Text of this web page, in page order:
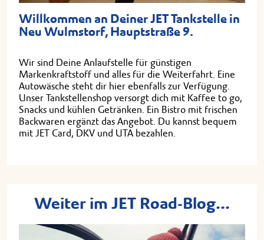
Willkommen an Deiner JET Tankstelle in
Neu Wulmstorf, Hauptstraße 9.
Wir sind Deine Anlaufstelle für günstigen
Markenkraftstoff und alles für die Weiterfahrt. Eine
Autowäsche steht dir hier ebenfalls zur Verfügung.
Unser Tankstellenshop versorgt dich mit Kaffee to go,
Snacks und kühlen Getränken. Ein Bistro mit frischen
Backwaren ergänzt das Angebot. Du kannst bequem
mit JET Card, DKV und UTA bezahlen.
Weiter im JET Road-Blog...